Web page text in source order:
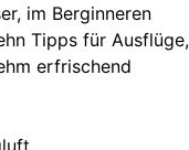
im Berginneren
Tipps für Ausflüge,
erfrischend